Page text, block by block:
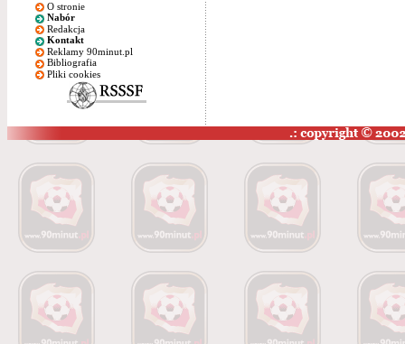
O stronie
Nabór
Redakcja
Kontakt
Reklamy 90minut.pl
Bibliografia
Pliki cookies